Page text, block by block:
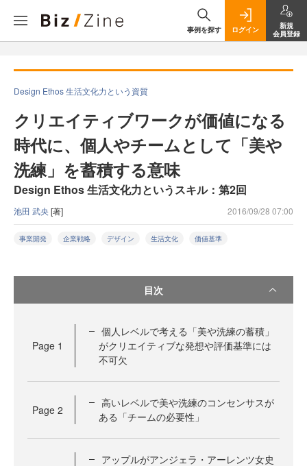
事例を探す ログイン
新規
会員登録
Design Ethos 生活文化力という資質
クリエイティブワークが価値になる
時代に、個人やチームとして「美や
洗練」を蓄積する意味
Design Ethos 生活文化力というスキル：第2回
池田 武央[著] 2016/09/28 07:00
事業開発 企業戦略 デザイン 生活文化 価値基準
目次
Page 1
個人レベルで考える「美や洗練の蓄積」
がクリエイティブな発想や評価基準には
不可欠
Page 2
高いレベルで美や洗練のコンセンサスが
ある「チームの必要性」
アップルがアンジェラ・アーレンツ女史